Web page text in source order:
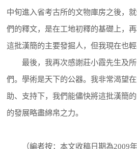
中旬進入省考古所的文物庫房之後，
們的釋文，是在工地初釋的基礎上，
這批漢簡的主要發掘人，但我現在也輕
最後，我再次感謝莊小霞先生及所
們。學術是天下的公器。我非常渴望
助、支持下，我們能儘快將這批漢簡
的發展略盡綿帛之力。
（編者按：本文收稿日期為2009年